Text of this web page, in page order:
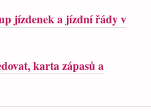
jízdenek a jízdní řády v
karta zápasů a